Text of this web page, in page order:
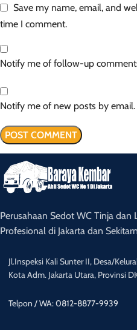
Save my name, email, and
time I comment.
Notify me of follow-up
Notify me of new posts by email.
Perusahaan Sedot WC Tinja dan
Profesional di Jakarta dan
Jl.Inspeksi Kali Sunter II, Desa/
Kota Adm. Jakarta Utara, Provinsi
Telpon / WA: 0812-8877-9939